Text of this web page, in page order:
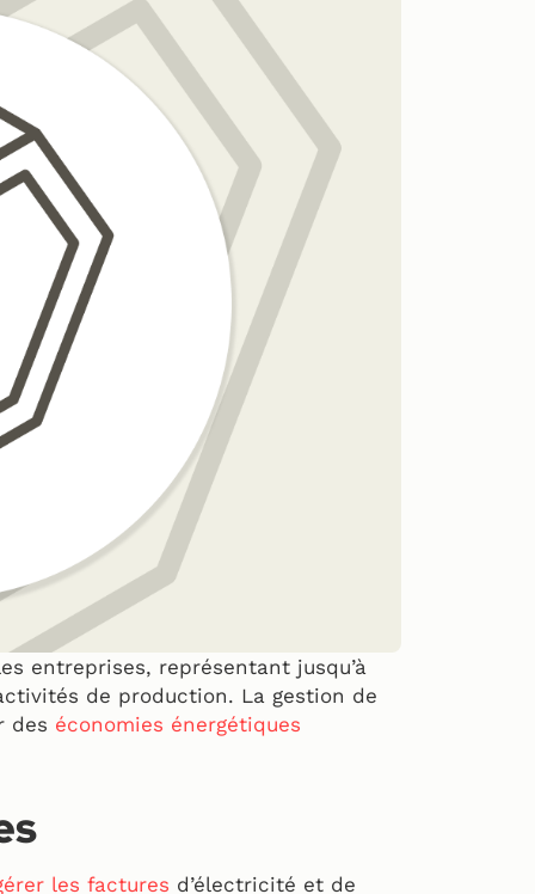
entreprises, représentant jusqu’à
de production. La gestion de
des économies énergétiques
les factures d’électricité et de